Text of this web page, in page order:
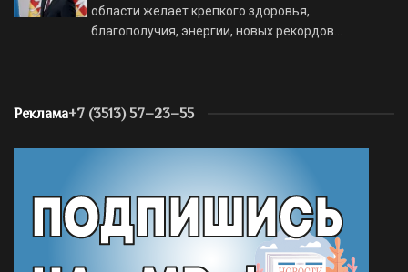
области желает крепкого здоровья,
благополучия, энергии, новых рекордов…
Реклама+7 (3513) 57–23–55